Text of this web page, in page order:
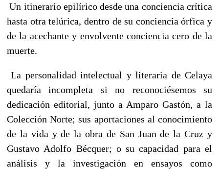
Un itinerario epilírico desde una conciencia crítica
hasta otra telúrica, dentro de su conciencia órfica y
de la acechante y envolvente conciencia cero de la
muerte.
La personalidad intelectual y literaria de Celaya
quedaría incompleta si no reconociésemos su
dedicación editorial, junto a Amparo Gastón, a la
Colección Norte; sus aportaciones al conocimiento
de la vida y de la obra de San Juan de la Cruz y
Gustavo Adolfo Bécquer; o su capacidad para el
análisis y la investigación en ensayos como